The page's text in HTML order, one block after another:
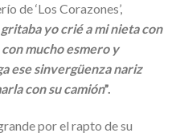
de ‘Los Corazones’,
gritaba yo crié a mi nieta con
mucho esmero y
ese sinvergüenza nariz
con su camión”.
por el rapto de su